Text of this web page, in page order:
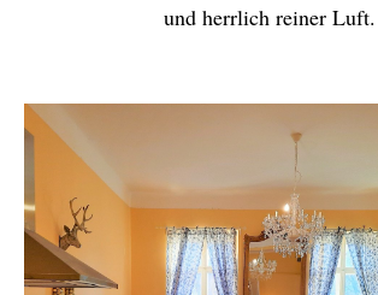
und herrlich reiner Luft.